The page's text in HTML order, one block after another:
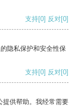
支持[0] 反对[0]
隐私保护和安全性保
支持[0] 反对[0]
提供帮助。我经常需要